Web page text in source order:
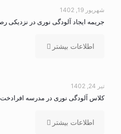
شهریور 19, 1402
جریمه ایجاد آلودگی نوری در نزدیکی
اطلاعات بیشتر
تیر 24, 1402
کلاس آلودگی نوری در مدرسه افرادخت
اطلاعات بیشتر